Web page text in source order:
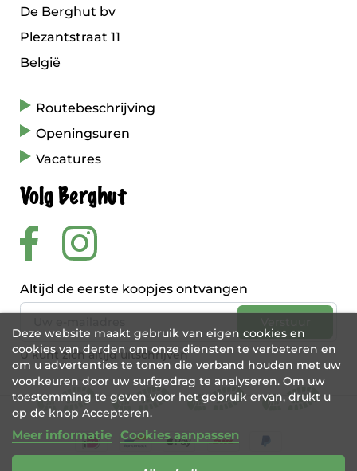
De Berghut bv
Plezantstraat 11
België
Routebeschrijving
Openingsuren
Vacatures
Volg Berghut
Altijd de eerste koopjes ontvangen
U kunt zich altijd uitschrijven
Deze website maakt gebruik van eigen cookies en
cookies van derden om onze diensten te verbeteren en
om u advertenties te tonen die verband houden met uw
voorkeuren door uw surfgedrag te analyseren. Om uw
toestemming te geven voor het gebruik ervan, drukt u
op de knop Accepteren.
Meer informatie Cookies aanpassen